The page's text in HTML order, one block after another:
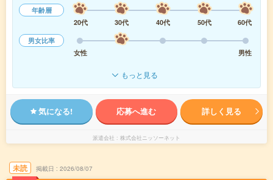
年齢層
20代
30代 40代 50代
60代
男女比率
女性
男性
もっと見る
気になる! 応募へ進む 詳しく見る
派遣会社 株式会社ニッソーネット
未読 掲載日 2026/08/07